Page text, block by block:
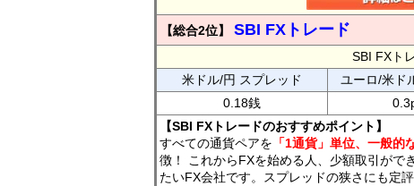
【総合2位】 SBI FXトレード
SBI FXト
米ドル/円 スプレッド
ユーロ/米ド
0.18銭
【SBI FXトレードのおすすめポイント】
すべての通貨ペアを 「1通貨」単位、一般
徴！ これからFXを始める人、少額取引がで
たいFX会社です。スプレッドの狭さにも定